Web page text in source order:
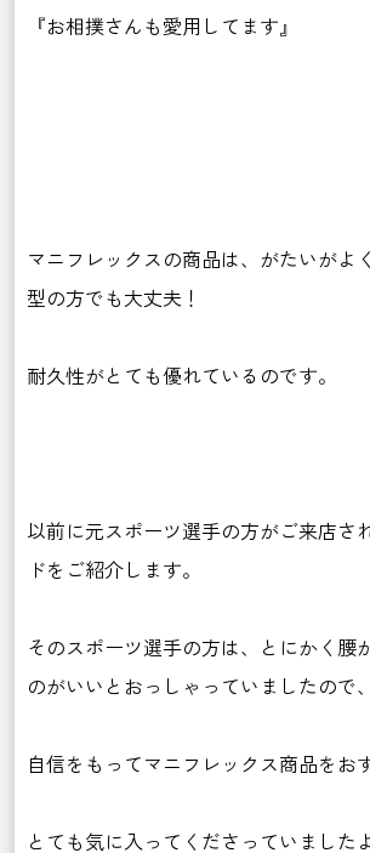
『お相撲さんも愛用してます』
マニフレックスの商品は、がたいがよ
型の方でも大丈夫！
耐久性がとても優れているのです。
以前に元スポーツ選手の方がご来店さ
ドをご紹介します。
そのスポーツ選手の方は、とにかく腰
のがいいとおっしゃっていましたので、
自信をもってマニフレックス商品をお
とても気に入ってくださっていました